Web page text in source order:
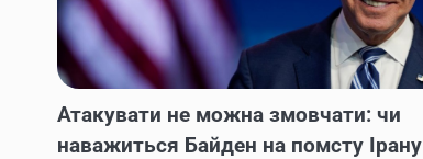
Атакувати не можна змовчати: чи
наважиться Байден на помсту Ірану